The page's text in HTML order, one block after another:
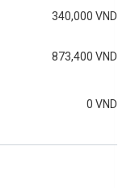
340,000 VND
873,400 VND
0 VND